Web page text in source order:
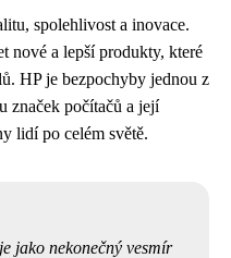
spolehlivost a inovace.
nové a lepší produkty, které
HP je bezpochyby jednou z
značek počítačů a její
lidí po celém světě.
jako nekonečný vesmír